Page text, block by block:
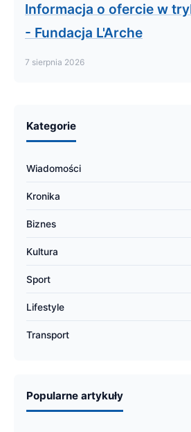
Informacja o ofercie w
- Fundacja L'Arche
7 sierpnia 2026
Kategorie
Wiadomości
Kronika
Biznes
Kultura
Sport
Lifestyle
Transport
Popularne artykuły